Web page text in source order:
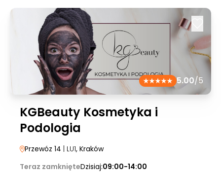
5.00/5
KGBeauty Kosmetyka i
Podologia
Przewóz 14 | LU1, Kraków
Teraz zamknięteDzisiaj:09:00-14:00